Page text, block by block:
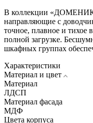
В коллекции
направляющие c
точное, плавное и
полной загрузке.
шкафных группах
Характеристики
Материал и цвет
Материал
ЛДСП
Материал фасада
МДФ
Цвета корпуса